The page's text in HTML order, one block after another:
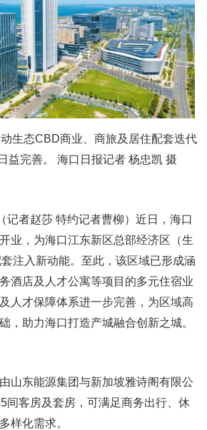
生态CBD商业、商旅及居住配套迭代
益完善。 海口日报记者 杨忠凯 摄
记者赵莎 特约记者曹柳）近日，海口
业，为海口江东新区总部经济区（生
注入新动能。至此，该区域已形成涵
酒店及人才公寓等项目的多元住宿业
人才保障体系进一步完善，为区域高
，助力海口打造产城融合创新之城。
山东能源集团与新加坡雅诗阁有限公
间客房及套房，可满足商务出行、休
样化需求。